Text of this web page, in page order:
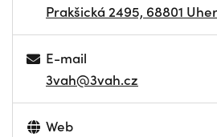
Prakšická 2495, 68801
E-mail
3vah@3vah.cz
Web